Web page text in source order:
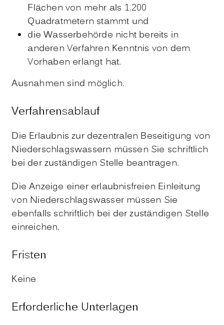
Flächen von mehr als 1.200
Quadratmetern stammt und
die Wasserbehörde nicht bereits in
anderen Verfahren Kenntnis von dem
Vorhaben erlangt hat.
Ausnahmen sind möglich.
Verfahrensablauf
Die Erlaubnis zur dezentralen Beseitigung von
Niederschlagswassern müssen Sie schriftlich
bei der zuständigen Stelle beantragen.
Die Anzeige einer erlaubnisfreien Einleitung
von Niederschlagswasser müssen Sie
ebenfalls schriftlich bei der zuständigen Stelle
einreichen.
Fristen
Keine
Erforderliche Unterlagen